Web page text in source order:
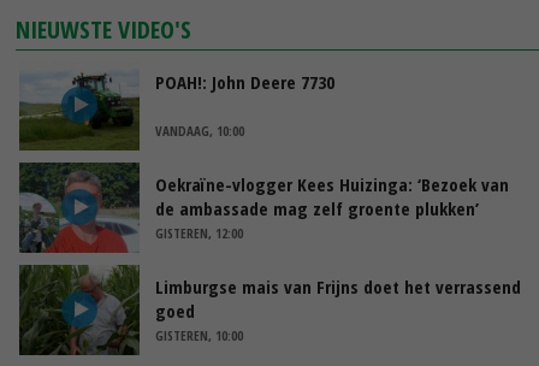
NIEUWSTE VIDEO'S
POAH!: John Deere 7730
VANDAAG, 10:00
Oekraïne-vlogger Kees Huizinga: ‘Bezoek van
de ambassade mag zelf groente plukken’
GISTEREN, 12:00
Limburgse mais van Frijns doet het verrassend
goed
GISTEREN, 10:00